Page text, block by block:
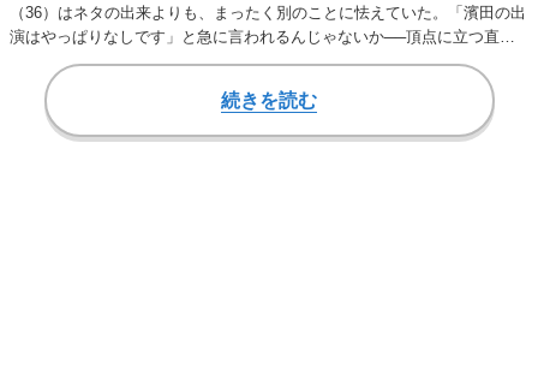
（36）はネタの出来よりも、まったく別のことに怯えていた。「濱田の出
演はやっぱりなしです」と急に言われるんじゃないか──頂点に立つ直前
まで彼の胸…
続きを読む